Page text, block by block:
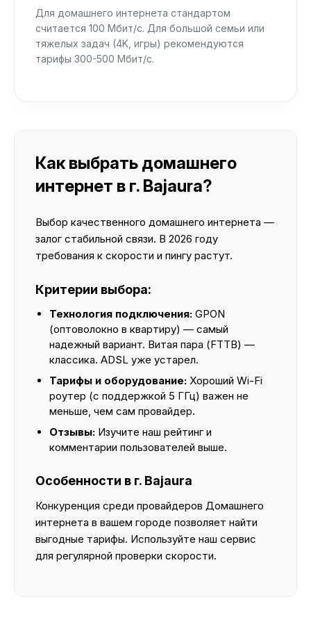
Для домашнего интернета стандартом
считается 100 Мбит/с. Для большой семьи или
тяжелых задач (4K, игры) рекомендуются
тарифы 300-500 Мбит/с.
Как выбрать домашнего
интернет в г. Bajaura?
Выбор качественного домашнего интернета —
залог стабильной связи. В 2026 году
требования к скорости и пингу растут.
Критерии выбора:
Технология подключения: GPON
(оптоволокно в квартиру) — самый
надежный вариант. Витая пара (FTTB) —
классика. ADSL уже устарел.
Тарифы и оборудование: Хороший Wi-Fi
роутер (с поддержкой 5 ГГц) важен не
меньше, чем сам провайдер.
Отзывы: Изучите наш рейтинг и
комментарии пользователей выше.
Особенности в г. Bajaura
Конкуренция среди провайдеров Домашнего
интернета в вашем городе позволяет найти
выгодные тарифы. Используйте наш сервис
для регулярной проверки скорости.